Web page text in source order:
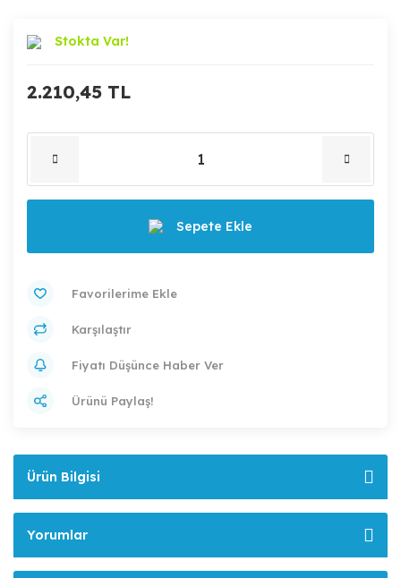
Stokta Var!
2.210,45 TL
Sepete Ekle
Karşılaştır
Fiyatı Düşünce Haber Ver
Ürünü Paylaş!
Ürün Bilgisi
Yorumlar